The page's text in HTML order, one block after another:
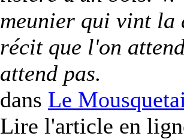
meunier qui vint la
récit que l'on attend et d'un
attend pas.
dans Le
Lire l'article en